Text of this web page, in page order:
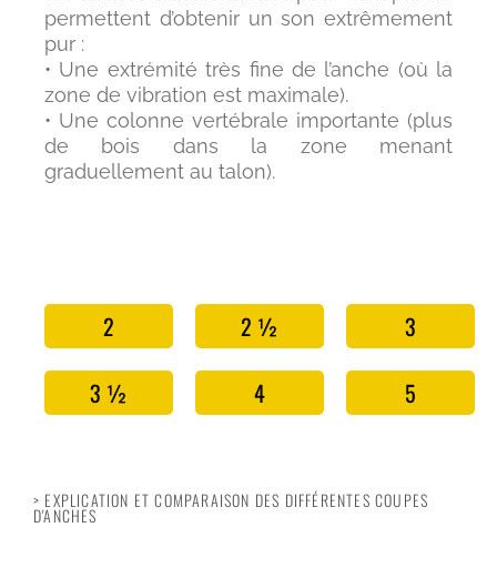
permettent d’obtenir un son extrêmement
pur :
• Une extrémité très fine de l’anche (où la
zone de vibration est maximale).
• Une colonne vertébrale importante (plus
de bois dans la zone menant
graduellement au talon).
2 2 ½
3
3 ½
4 5
> EXPLICATION ET COMPARAISON DES DIFFÉRENTES COUPES
D'ANCHES